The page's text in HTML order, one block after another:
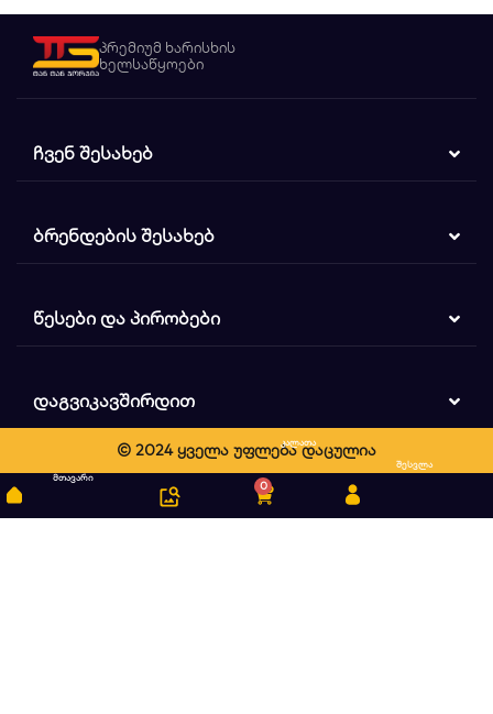
პრემიუმ ხარისხის
ხელსაწყოები
ᲩᲕᲔᲜ ᲨᲔᲡᲐᲮᲔᲑ
ᲑᲠᲔᲜᲓᲔᲑᲘᲡ ᲨᲔᲡᲐᲮᲔᲑ
ᲬᲔᲡᲔᲑᲘ ᲓᲐ ᲞᲘᲠᲝᲑᲔᲑᲘ
ᲓᲐᲒᲕᲘᲙᲐᲕᲨᲘᲠᲓᲘᲗ
© 2024 ყველა უფლება დაცულია
მთავარი
ძიება
0
კალათა
შესვლა